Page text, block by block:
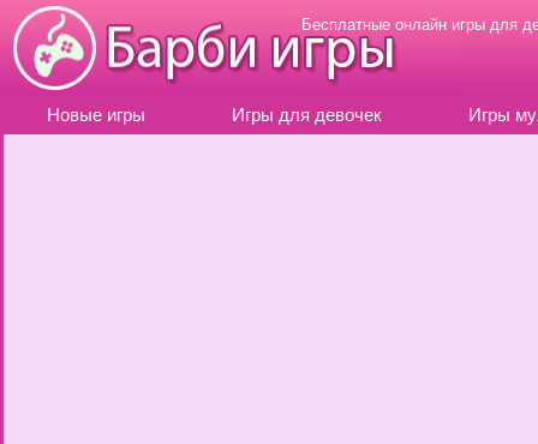
Бесплатные онлайн игры для
Новые игры Игры для девочек Игры